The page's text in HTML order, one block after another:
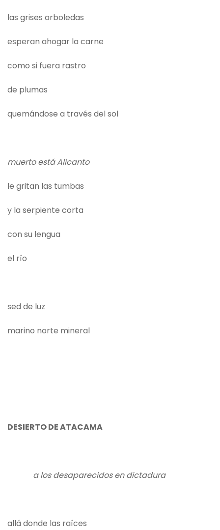
las grises arboledas
esperan ahogar la carne
como si fuera rastro
de plumas
quemándose a través del sol
muerto está Alicanto
le gritan las tumbas
y la serpiente corta
con su lengua
el río
sed de luz
marino norte mineral
DESIERTO DE ATACAMA
a los desaparecidos en dictadura
allá donde las raíces